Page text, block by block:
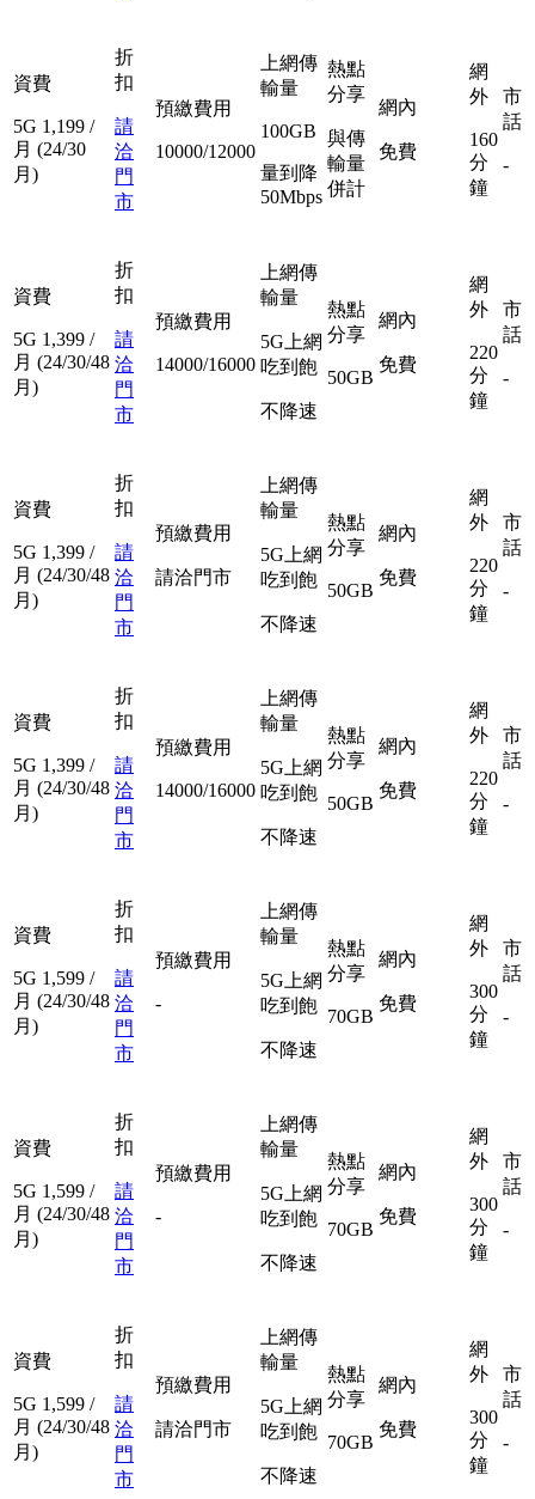
資費
5G 1,199 /
月 (24/30
月)
折
扣
請
洽
門
市
預繳費用
10000/12000
上網傳
輸量
100GB
量到降
50Mbps
熱點
分享
與傳
輸量
併計
網內
免費
網
外
160
分
鐘
市
話
-
資費
5G 1,399 /
月 (24/30/48
月)
折
扣
請
洽
門
市
預繳費用
14000/16000
上網傳
輸量
5G上網
吃到飽
不降速
熱點
分享
50GB
網內
免費
網
外
220
分
鐘
市
話
-
資費
5G 1,399 /
月 (24/30/48
月)
折
扣
請
洽
門
市
預繳費用
請洽門市
上網傳
輸量
5G上網
吃到飽
不降速
熱點
分享
50GB
網內
免費
網
外
220
分
鐘
市
話
-
資費
5G 1,399 /
月 (24/30/48
月)
折
扣
請
洽
門
市
預繳費用
14000/16000
上網傳
輸量
5G上網
吃到飽
不降速
熱點
分享
50GB
網內
免費
網
外
220
分
鐘
市
話
-
資費
5G 1,599 /
月 (24/30/48
月)
折
扣
請
洽
門
市
預繳費用
-
上網傳
輸量
5G上網
吃到飽
不降速
熱點
分享
70GB
網內
免費
網
外
300
分
鐘
市
話
-
資費
5G 1,599 /
月 (24/30/48
月)
折
扣
請
洽
門
市
預繳費用
-
上網傳
輸量
5G上網
吃到飽
不降速
熱點
分享
70GB
網內
免費
網
外
300
分
鐘
市
話
-
資費
5G 1,599 /
月 (24/30/48
月)
折
扣
請
洽
門
市
預繳費用
請洽門市
上網傳
輸量
5G上網
吃到飽
不降速
熱點
分享
70GB
網內
免費
網
外
300
分
鐘
市
話
-